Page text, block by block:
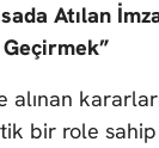
Atılan
Geçirmek”
alınan
bir role